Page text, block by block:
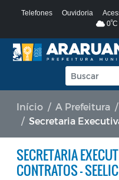
Telefones Ouvidoria
0ºC
Início A Prefeitura
Secretaria Executiva de Licitações e Contratos -
SECRETARIA
CONTRATOS - SEELIC